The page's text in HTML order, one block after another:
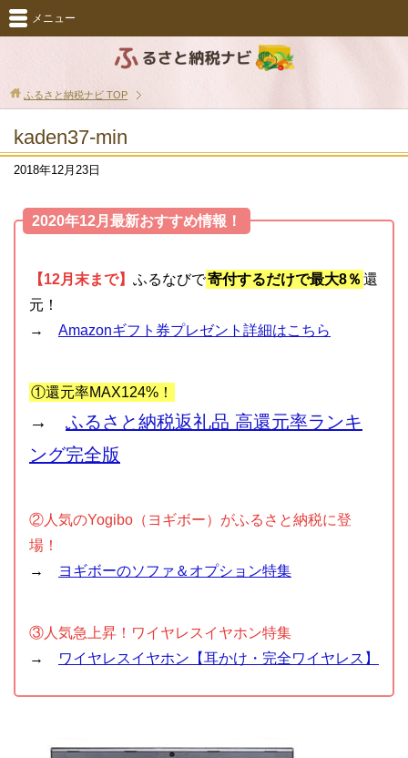
メニュー
ふるさと納税ナビ TOP
kaden37-min
2018年12月23日
2020年12月最新おすすめ情報！
【12月末まで】 ふるなびで寄付するだけで最大8％ 還
元！
→ Amazonギフト券プレゼント詳細はこちら
①還元率MAX124%！
→ ふるさと納税返礼品 高還元率ランキ
ング完全版
②人気のYogibo（ヨギボー）がふるさと納税に登
場！
→
ヨギボーのソファ＆オプション特集
③人気急上昇！ワイヤレスイヤホン特集
→
ワイヤレスイヤホン【耳かけ・完全ワイヤレス】